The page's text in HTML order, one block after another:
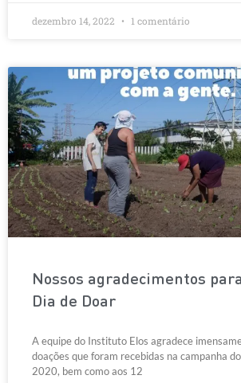
dezembro 14, 2022 1 comentário
Nossos agradecimentos
Dia de Doar
A equipe do Instituto Elos agradece
doações que foram recebidas na campanha
2020, bem como aos 12